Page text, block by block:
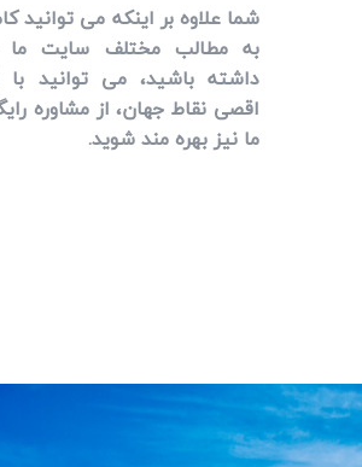
شما علاوه بر اینکه می توانید
به مطالب مختلف سایت
داشته باشید،می توانید
اقصی نقاط جهان، از مشاوره
ما نیز بهره مند شوید.